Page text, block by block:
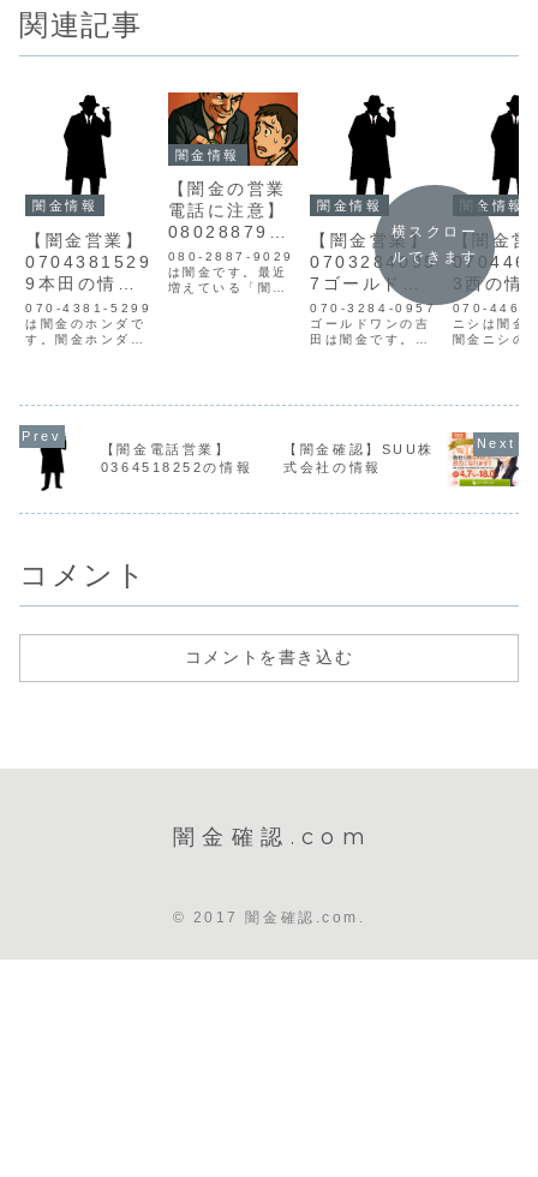
関連記事
闇金情報
【闇金営業】
0704381529
9本田の情報
【迷惑電話】
070-4381-5299
は闇金のホンダで
す。闇金ホンダの
なく、信用情報が
ありません。取り
立て時は攻撃的な
言葉遣いになり、
嫌がらせを始めま
す。非常に悪質な
闇金情報
【闇金の営業
電話に注意】
0802887902
9の迷惑行為
と被害対策ま
とめ【詐欺・
080-2887-9029
は闇金です。最近
増えている「闇金
をする闇金業者の
特徴と営業手口 貸
金業...
闇金情報
【闇金営業】
0703284095
7ゴールドワ
ン吉田の情報
【迷惑電話】
070-3284-0957
ゴールドワンの吉
田は闇金です。闇
引いていきます。
例えば、3万円借
には15,000円程
闇金情報
【闇金営
3西の情
【迷惑電
070-
ニシは闇金
闇金ニシの
用情報があ
ん。取り立
攻撃的な言
になり、嫌
に悪質なヤ
横スクロー
ルできます
【闇金電話営業】
0364518252の情報
【闇金確認】SUU株
式会社の情報
コメント
コメントを書き込む
闇金確認.com
© 2017 闇金確認.com.